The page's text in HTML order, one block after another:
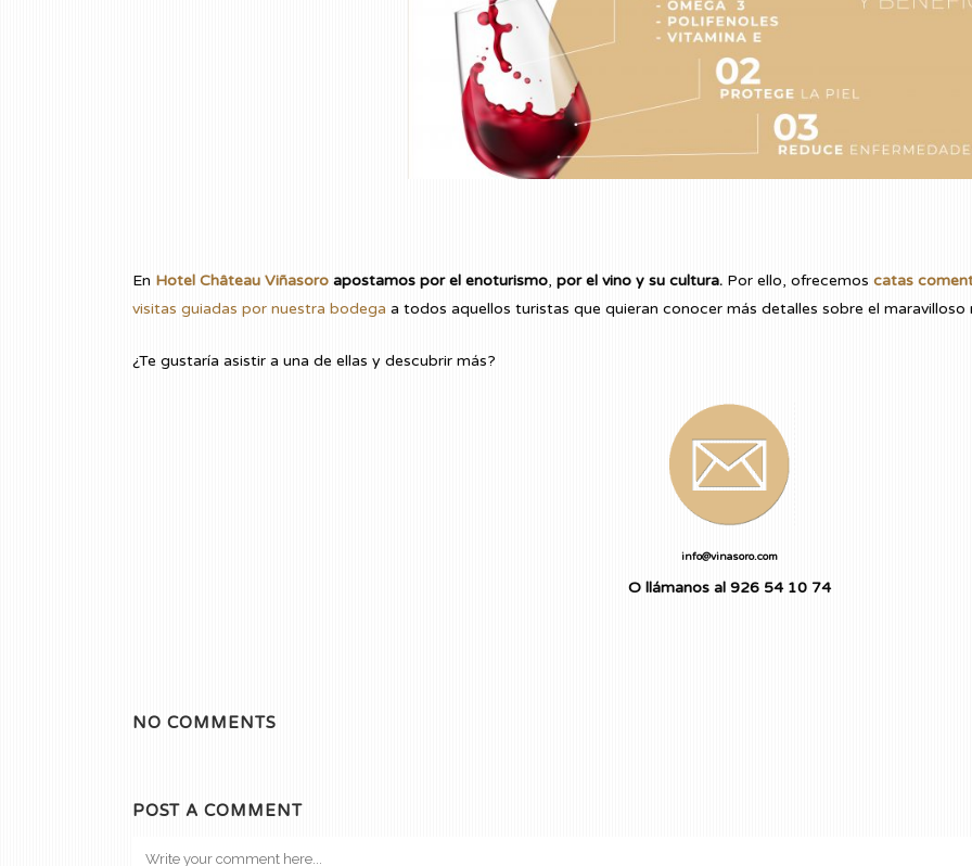
En Hotel Château Viñasoro apostamos por el enoturismo, por el vino y su cultura. Por ello, ofrecemos catas
visitas guiadas por nuestra bodega a todos aquellos turistas que quieran conocer más detalles sobre el maravilloso
¿Te gustaría asistir a una de ellas y descubrir más?
info@vinasoro.com
O llámanos al 926 54 10 74
NO COMMENTS
POST A COMMENT